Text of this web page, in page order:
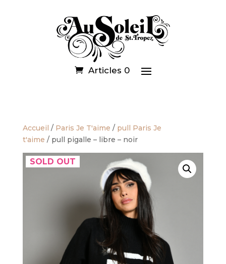
Articles 0
Accueil / Paris Je T'aime / pull Paris Je
t'aime / pull pigalle – libre – noir
SOLD OUT